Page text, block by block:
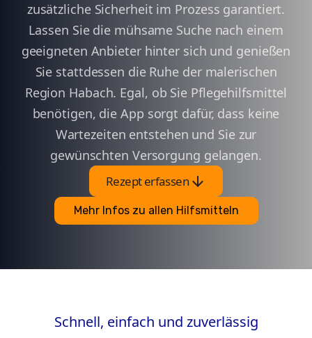
zusätzliche Sicherheit im Prozess garantiert.
Lassen Sie die mühsame Suche nach einem
geeigneten Anbieter hinter sich und genießen
Sie stattdessen die Ruhe der malerischen
Region Habach. Egal, ob Sie Pflegehilfsmittel
benötigen, die App sorgt dafür, dass keine
Wartezeiten entstehen und Sie zur
gewünschten Versorgung gelangen.
Rezept erfassenarrow_downward
Mehr Infos zu allen Hilfsmitteln
Schnell, einfach und zuverlässig